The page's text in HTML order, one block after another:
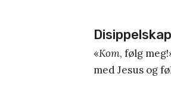
Disippelskap
«Kom, følg
med Jesus og